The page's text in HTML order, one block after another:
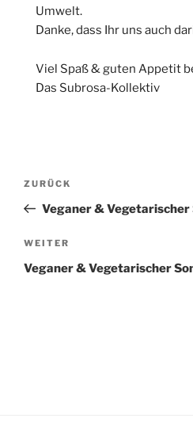
Umwelt.
Danke, dass Ihr uns auch
Viel Spaß & guten Appetit
Das Subrosa-Kollektiv
Beitragsnavigation
Vorheriger
Beitrag
ZURÜCK
Veganer &
Nächster
Beitrag
WEITER
Veganer & Vegetarischer